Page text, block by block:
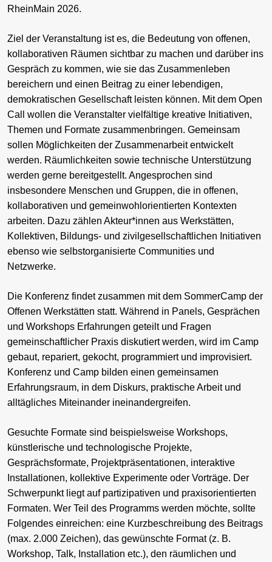
RheinMain 2026.
Ziel der Veranstaltung ist es, die Bedeutung von offenen,
kollaborativen Räumen sichtbar zu machen und darüber ins
Gespräch zu kommen, wie sie das Zusammenleben
bereichern und einen Beitrag zu einer lebendigen,
demokratischen Gesellschaft leisten können. Mit dem Open
Call wollen die Veranstalter vielfältige kreative Initiativen,
Themen und Formate zusammenbringen. Gemeinsam
sollen Möglichkeiten der Zusammenarbeit entwickelt
werden. Räumlichkeiten sowie technische Unterstützung
werden gerne bereitgestellt. Angesprochen sind
insbesondere Menschen und Gruppen, die in offenen,
kollaborativen und gemeinwohlorientierten Kontexten
arbeiten. Dazu zählen Akteur*innen aus Werkstätten,
Kollektiven, Bildungs- und zivilgesellschaftlichen Initiativen
ebenso wie selbstorganisierte Communities und
Netzwerke.
Die Konferenz findet zusammen mit dem SommerCamp der
Offenen Werkstätten statt. Während in Panels, Gesprächen
und Workshops Erfahrungen geteilt und Fragen
gemeinschaftlicher Praxis diskutiert werden, wird im Camp
gebaut, repariert, gekocht, programmiert und improvisiert.
Konferenz und Camp bilden einen gemeinsamen
Erfahrungsraum, in dem Diskurs, praktische Arbeit und
alltägliches Miteinander ineinandergreifen.
Gesuchte Formate sind beispielsweise Workshops,
künstlerische und technologische Projekte,
Gesprächsformate, Projektpräsentationen, interaktive
Installationen, kollektive Experimente oder Vorträge. Der
Schwerpunkt liegt auf partizipativen und praxisorientierten
Formaten. Wer Teil des Programms werden möchte, sollte
Folgendes einreichen: eine Kurzbeschreibung des Beitrags
(max. 2.000 Zeichen), das gewünschte Format (z. B.
Workshop, Talk, Installation etc.), den räumlichen und